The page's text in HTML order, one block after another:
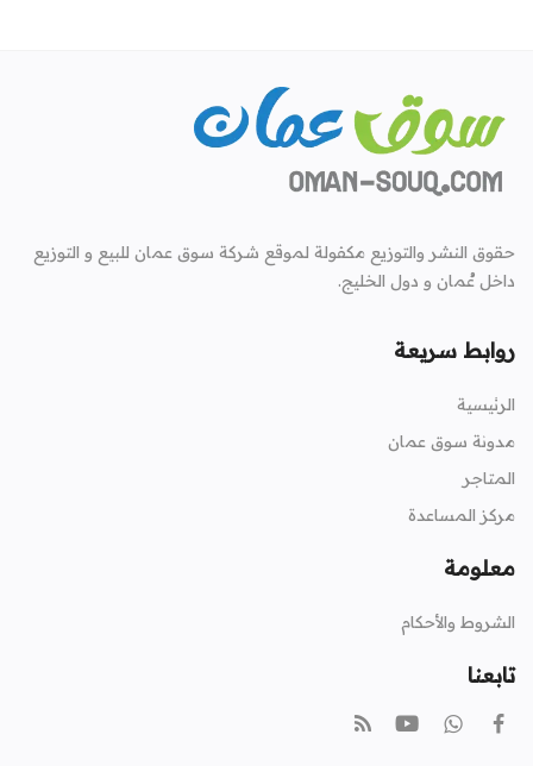
حقوق النشر والتوزيع مكفولة لموقع شركة سوق عمان للبيع و التوزيع
داخل عُمان و دول الخليج.
روابط سريعة
الرئيسية
مدونة سوق عمان
المتاجر
مركز المساعدة
معلومة
الشروط والأحكام
تابعنا